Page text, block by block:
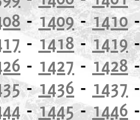
-1409-1410
-1418-1419
- 1427 - 1428
-1436 - 1437
-1445-1446